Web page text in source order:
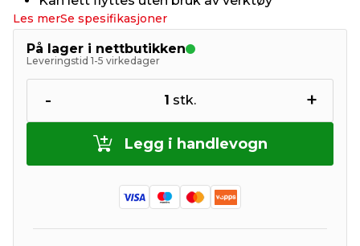
Les merSe spesifikasjoner
På lager i nettbutikken
Leveringstid 1-5 virkedager
- 1 stk. +
Legg i handlevogn